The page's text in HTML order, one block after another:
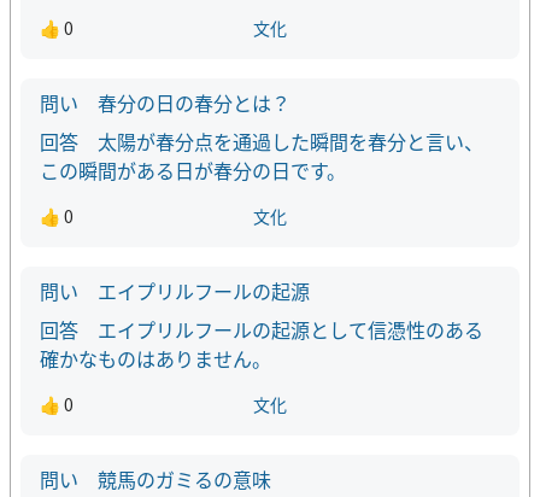
👍 0 文化
春分の日の春分とは？
太陽が春分点を通過した瞬間を春分と言い、
この瞬間がある日が春分の日です。
👍 0 文化
エイプリルフールの起源
エイプリルフールの起源として信憑性のある
確かなものはありません。
👍 0 文化
競馬のガミるの意味